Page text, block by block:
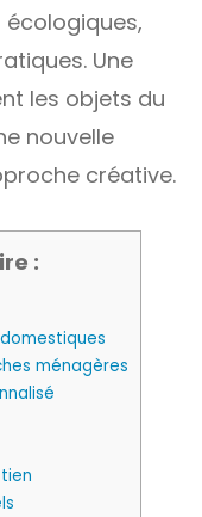
Une
les objets du
nouvelle
créative.
:
ménagères